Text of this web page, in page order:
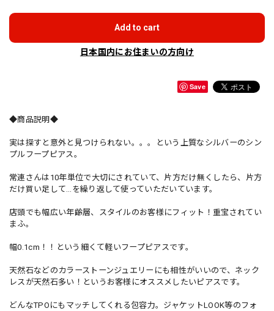
Add to cart
日本国内にお住まいの方向け
Save
◆商品説明◆
実は探すと意外と見つけられない。。。という上質なシルバーのシン
プルフープピアス。
常連さんは10年単位で大切にされていて、片方だけ無くしたら、片方
だけ買い足して…を繰り返して使っていただいています。
店頭でも幅広い年齢層、スタイルのお客様にフィット！重宝されてい
まふ。
幅0.1cm！！という細くて軽いフープピアスです。
天然石などのカラーストーンジュエリーにも相性がいいので、ネック
レスが天然石多い！というお客様にオススメしたいピアスです。
どんなTPOにもマッチしてくれる包容力。ジャケットLOOK等のフォ